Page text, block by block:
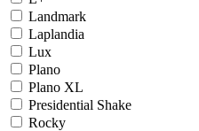
Landmark
Laplandia
Lux
Plano
Plano XL
Presidential Shake
Rocky